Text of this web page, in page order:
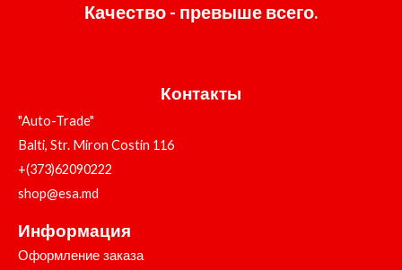
Качество - превыше всего.
Контакты
"Auto-Trade"
Balti, Str. Miron Costin 116
+(373)62090222
shop@esa.md
Информация
Оформление заказа